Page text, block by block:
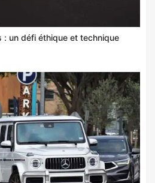
: un défi éthique et technique